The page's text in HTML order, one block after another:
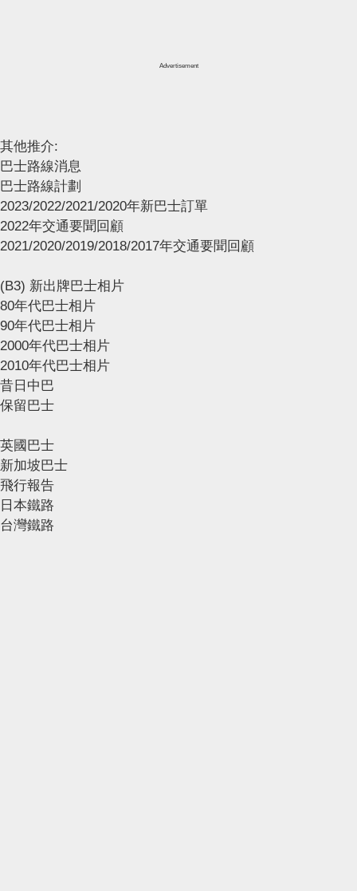
Advertisement
其他推介:
巴士路線消息
巴士路線計劃
2023/2022/2021/2020年新巴士訂單
2022年交通要聞回顧
2021/2020/2019/2018/2017年交通要聞回顧
(B3) 新出牌巴士相片
80年代巴士相片
90年代巴士相片
2000年代巴士相片
2010年代巴士相片
昔日中巴
保留巴士
英國巴士
新加坡巴士
飛行報告
日本鐵路
台灣鐵路